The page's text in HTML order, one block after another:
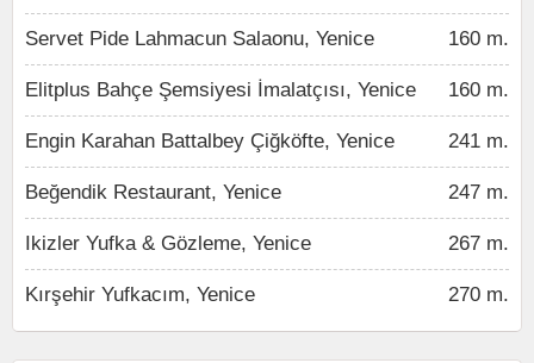
Servet Pide Lahmacun Salaonu, Yenice 160 m.
Elitplus Bahçe Şemsiyesi İmalatçısı, Yenice 160 m.
Engin Karahan Battalbey Çiğköfte, Yenice 241 m.
Beğendik Restaurant, Yenice 247 m.
Ikizler Yufka & Gözleme, Yenice 267 m.
Kırşehir Yufkacım, Yenice 270 m.